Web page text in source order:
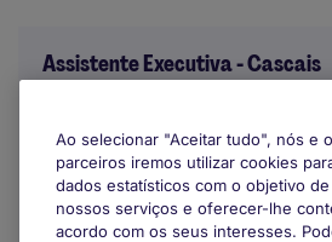
Assistente Executiva - Cascais
Cascais
Indefinido
Ao selecionar "Aceitar tudo", nós e
parceiros iremos utilizar cookies
dados estatísticos com o objetivo
nossos serviços e oferecer-lhe
acordo com os seus interesses.